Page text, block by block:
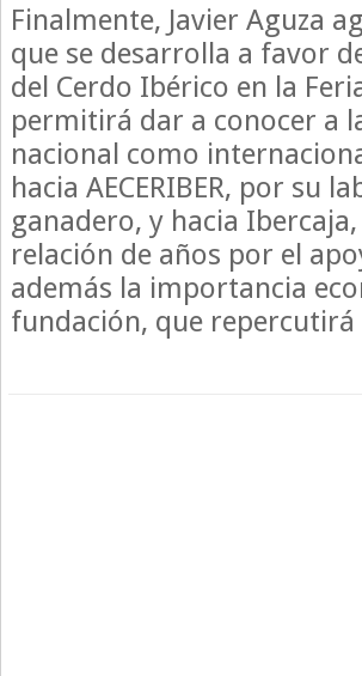
Finalmente, Javier Aguza
que se desarrolla a favor
del Cerdo Ibérico en la
permitirá dar a conocer a
nacional como
hacia AECERIBER, por su
ganadero, y hacia
relación de años por el
además la importancia
fundación, que repercutirá